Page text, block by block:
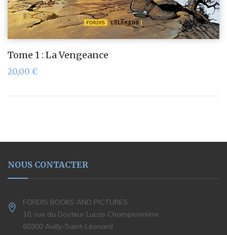
Tome 1 : La Vengeance
20,00 €
NOUS CONTACTER
FORDIS BOOKS AND PICTURES
10, rue du Docteur Lucas Championnière
60300 Avilly-Saint-Léonard